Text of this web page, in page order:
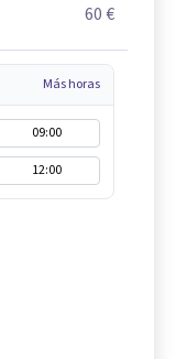
60 €
Más horas
09:00
12:00